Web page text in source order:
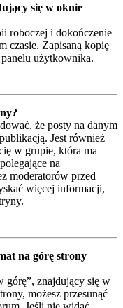
się w oknie
roboczej i dokończenie
czasie. Zapisaną kopię
użytkownika.
że posty na danym
Jest również
w grupie, która ma
na
moderatorów przed
więcej informacji,
na górę strony
górę”, znajdujący się w
możesz przesunąć